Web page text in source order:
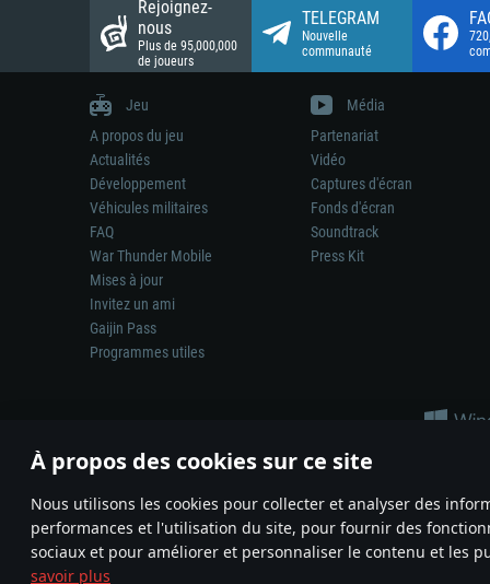
À propos des cookies sur ce site
Nous utilisons les cookies pour collecter et analyser des
performances et l'utilisation du site, pour fournir des
sociaux et pour améliorer et personnaliser le contenu et les
savoir plus
Rejoignez-
nous
Plus de 95,000,000
de joueurs
TELEGRAM
Nouvelle
communauté
Jeu
A propos du jeu
Actualités
Développement
Véhicules militaires
FAQ
War Thunder Mobile
Mises à jour
Invitez un ami
Gaijin Pass
Programmes utiles
Média
Partenariat
Vidéo
Captures d'écran
Fonds d'écran
Soundtrack
Press Kit
La représentation d’une arme ou d’un véhicule réel dans ce jeu
© 2011—2026 Gaijin Games Kft. All trademarks, logos and brand
Termes et conditions